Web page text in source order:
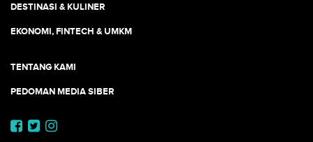
DESTINASI & KULINER
EKONOMI, FINTECH & UMKM
TENTANG KAMI
PEDOMAN MEDIA SIBER